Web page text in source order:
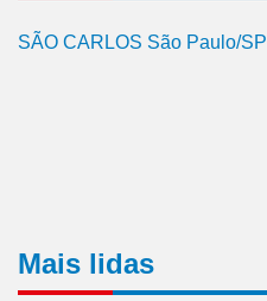
SÃO CARLOS São Paulo/SP
Mais lidas